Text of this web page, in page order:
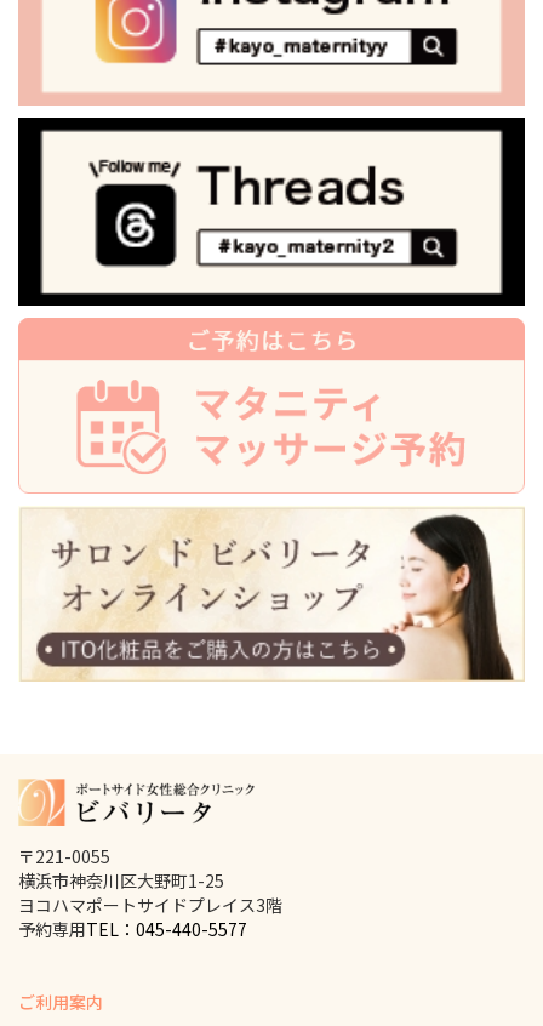
〒221-0055
横浜市神奈川区大野町1-25
ヨコハマポートサイドプレイス3階
予約専用TEL：045-440-5577
ご利用案内